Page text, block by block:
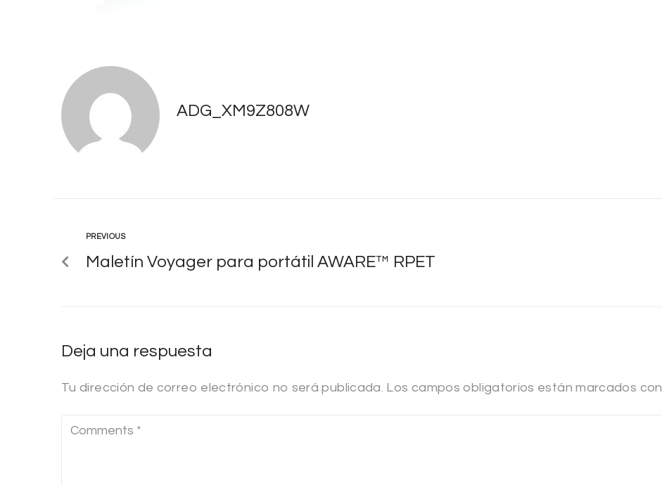
ADG_XM9Z808W
PREVIOUS
Maletín Voyager para portátil AWARE™ RPET
Deja una respuesta
Tu dirección de correo electrónico no será publicada. Los campos obligatorios están marcados con